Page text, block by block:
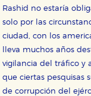
Rashid no estaría
solo por las
ciudad, con los
lleva muchos años
vigilancia del tráfico y
que ciertas pesquisas
de corrupción del
web funcione
nuestro
navegador,
áreas de
Cookies de
de
nuestro sitio